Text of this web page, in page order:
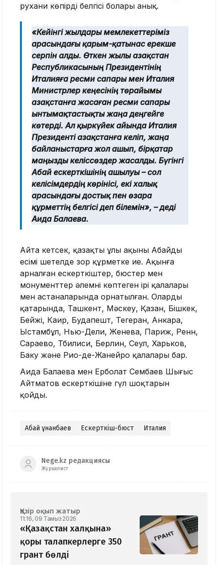
рухани көпірдің белгісі болары анық.
«Кейінгі жылдары мемлекеттеріміз
арасындағы қарым-қатынас ерекше
серпін алды. Өткен жылы Қазақстан
Республикасының Президентінің
Италияға ресми сапары мен Италия
Министрлер кеңесінің төрайымы
Қазақстанға жасаған ресми сапары
ынтымақтастықты жаңа деңгейге
көтерді. Ал қыркүйек айында Италия
Президенті Қазақстанға келіп, жаңа
байланыстарға жол ашып, бірқатар
маңызды келіссөздер жасалды. Бүгінгі
Абай ескерткішінің ашылуы – сол
келісімдердің көрінісі, екі халық
арасындағы достық пен өзара
құрметтің белгісі деп білемін», – деді
Аида Балаева.
Айта кетсек, қазақтың ұлы ақыны Абайдың
есімі шетелде зор құрметке ие. Ақынға
арналған ескерткіштер, бюстер мен
монументтер әлемнің көптеген ірі қалалары
мен астаналарында орнатылған. Олардың
қатарында, Ташкент, Мәскеу, Қазан, Бішкек,
Бейжің, Каир, Будапешт, Тегеран, Анкара,
Ыстамбұл, Нью-Дели, Женева, Париж, Ренн,
Сараево, Тбилиси, Берлин, Сеул, Харьков,
Баку және Рио-де-Жанейро қалалары бар.
Аида Балаева мен Ерболат Сембаев Шыңғыс
Айтматов ескерткішіне гүл шоқтарын
қойды.
Абай Құнанбаев Ескерткіш-бюст Италия
Nege.kz редакциясы
Журналист
Қазір оқып жатыр
11:16, 09 Тамыз 2026
«Қазақстан халқына»
қоры талапкерлерге 350
грант бөлді